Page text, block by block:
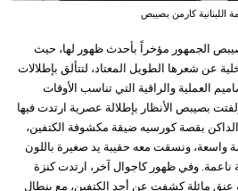
اللبنانية كارمن بصيبص
الجمهور مؤخراً بأحدث ظهور لها، حيث
عن شعرها الطويل المعتاد، لتتألق بإطلالات
العملية والراقية التي تناسب الأوقات
بصيبص الأنظار بإطلالة عصرية ارتدت فيها
بقصة كورسيه ضيقة مكشوفة الكتفين،
واسعة، ونسقت معه حقيبة يد صغيرة باللون
ناعمة. وفي ظهور كاجوال آخر، ارتدت كنزة
عنق مائلة كشفت عن أحد الكتفين، مع بنطال